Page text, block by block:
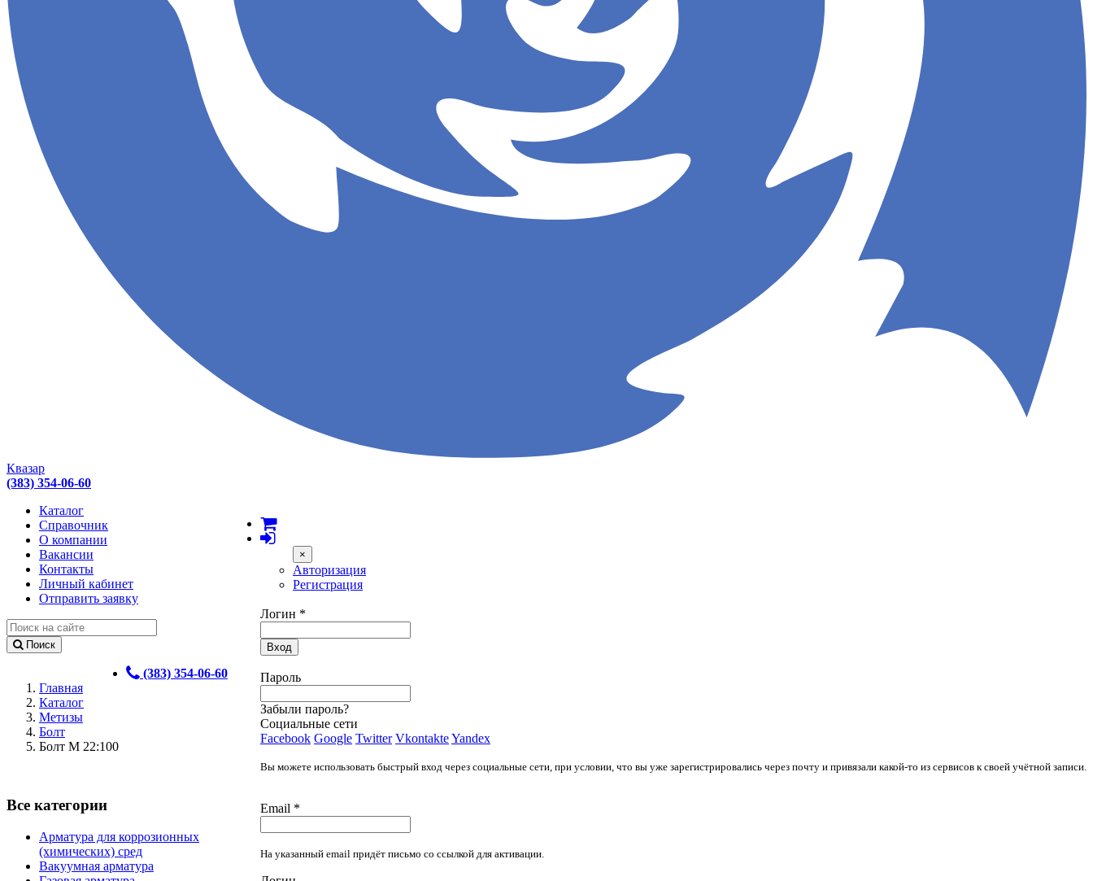
Квазар
(383) 354-06-60
×
Авторизация
Регистрация
Логин *
Вход
Пароль
Забыли пароль?
Социальные сети
Facebook Google Twitter VkontakteYandex
Вы можете использовать быстрый вход через социальные сети, при условии, что вы уже зарегистрировались через почту и привязали какой-то из сервисов к своей учётной записи.
Email *
На указанный email придёт письмо со ссылкой для активации.
Каталог
Справочник
О компании
Вакансии
Контакты
Личный кабинет
Отправить заявку
Поиск
(383) 354-06-60
Главная
Каталог
Метизы
Болт
Болт М 22:100
Все категории
Арматура для коррозионных
(химических) сред
Вакуумная арматура